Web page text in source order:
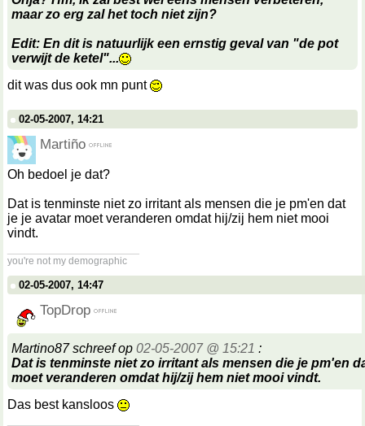
maar zo erg zal het toch niet zijn?
Edit: En dit is natuurlijk een ernstig geval van "de pot
verwijt de ketel"...
dit was dus ook mn punt
02-05-2007, 14:21
Martiño
Oh bedoel je dat?
Dat is tenminste niet zo irritant als mensen die je pm'en dat
je je avatar moet veranderen omdat hij/zij hem niet mooi
vindt.
you're not my demographic
02-05-2007, 14:47
TopDrop
Martino87 schreef op 02-05-2007 @ 15:21 :
Dat is tenminste niet zo irritant als mensen die je pm'en
moet veranderen omdat hij/zij hem niet mooi vindt.
Das best kansloos